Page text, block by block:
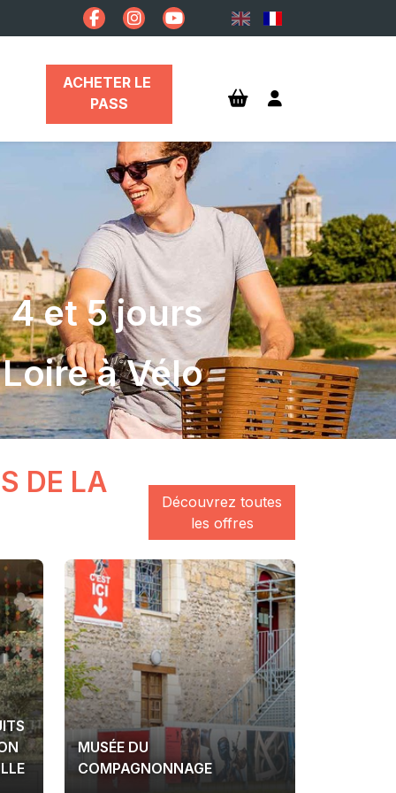
ACHETER LE
PASS
4 et 5 jours
à Vélo
DE LA
Découvrez toutes
les offres
MUSÉE DU
COMPAGNONNAGE